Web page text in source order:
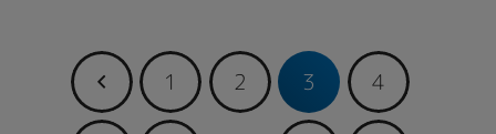
1 2 3 4